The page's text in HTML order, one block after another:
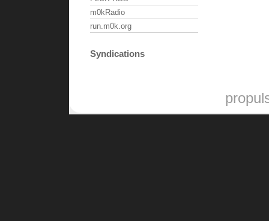
m0kRadio
run.m0k.org
Syndications